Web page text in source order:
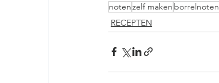
notenzelf maken borrelnoten
RECEPTEN